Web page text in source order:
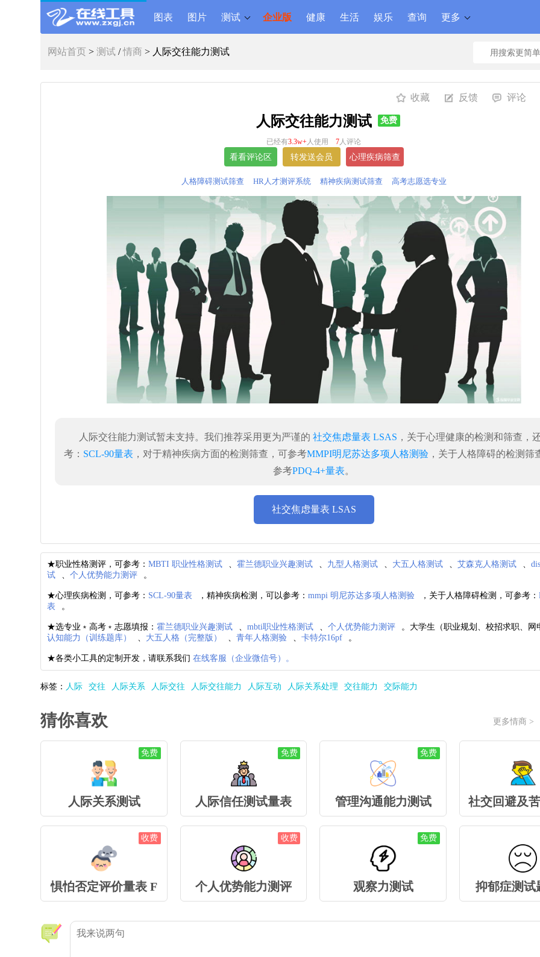
图表 图片 测试 企业版 健康 生活 娱乐 查询 更多
网站首页 >测试 /情商 > 人际交往能力测试
收藏 反馈 评论
人际交往能力测试 免费
已经有3.3w+人使用 7人评论
人格障碍测试筛查 HR人才测评系统 精神疾病测试筛查 高考志愿选专业
人际交往能力测试暂未支持。我们推荐采用更为严谨的 社交焦虑量表 LSAS ，关于心理健康的检测和筛查，
考： SCL-90量表 ，对于精神疾病方面的检测筛查，可参考MMPI明尼苏达多项人格测验 ，关于人格障碍的检测筛
参考PDQ-4+量表。
社交焦虑量表 LSAS
★职业性格测评，可参考：MBTI 职业性格测试 、霍兰德职业兴趣测试 九型人格测试 大五人格测试 、艾森克人格测试 、
试
、个人优势能力测评 。
★心理疾病检测，可参考： SCL-90量表 ，精神疾病检测，可以参考：mmpi 明尼苏达多项人格测验 ，关于人格障碍检测，可参考：
表
。
★选专业﹡高考﹡志愿填报：霍兰德职业兴趣测试 、mbti职业性格测试 、个人优势能力测评
。大学生（职业规划、校招求职、网
认知能力（训练题库）
大五人格（完整版） 、青年人格测验 、卡特尔16pf 。
★各类小工具的定制开发，请联系我们在线客服（企业微信号）。
标签： 人际 交往 人际关系 人际交往 人际交往能力 人际互动 人际关系处理 交往能力 交际能力
更多情商 >
猜你喜欢
免费
人际关系测试
免费
人际信任测试量表
免费
管理沟通能力测试 社交回避及
收费
惧怕否定评价量表 F
收费
个人优势能力测评
免费
观察力测试 抑郁症测试